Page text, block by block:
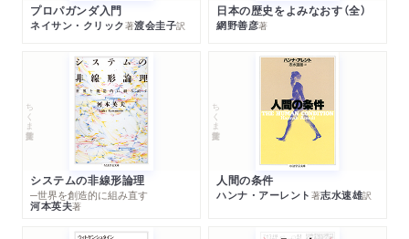
プロパガンダ入門
ネイサン・クリック著渡会圭子訳
日本の歴史をよみなおす（全）
網野善彦著
ちくま学芸文庫
システムの非線形論理
─世界を創造的に組み直す
河本英夫著
ちくま学芸文庫
人間の条件
ハンナ・アーレント 著志水速雄訳